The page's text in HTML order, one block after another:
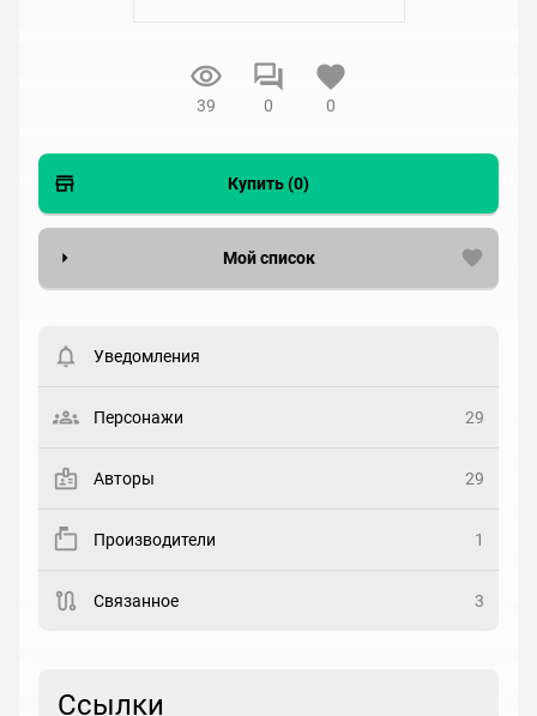
39 0 0
Купить (0)
Мой список
Статус
Рейтинг
Реакция
Уведомления
Персонажи 29
Авторы 29
Производители 1
Связанное 3
Ссылки